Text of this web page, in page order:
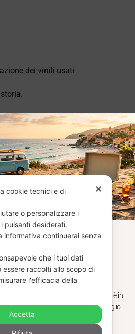
dei vinili usati
vinili online?
i vinili usati
Vinili Usati | P.IVA 12240940960
✕
cookie tecnici e di
o personalizzare i
pulsanti desiderati.
informativa continuerai senza
che i tuoi dati
essere raccolti allo scopo di
l'efficacia della
Accetta
CHIUSURA
ESTIVA
luglio al 31 agosto venditaviniliusati.it è in
estiva. Gli ordini ricevuti entro il 29 luglio
saranno spediti regolarmente.